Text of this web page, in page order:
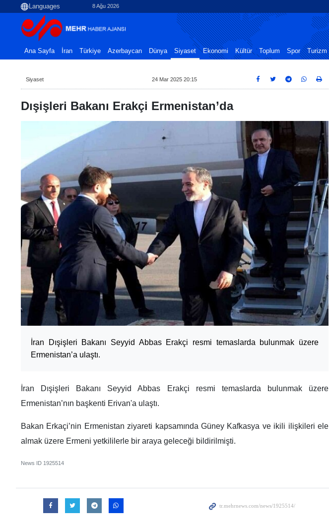
8 Ağu 2026
Ana Sayfa İran Türkiye Azerbaycan Dünya Siyaset Ekonomi Kültür Toplum Spor Turizm
Siyaset 24 Mar 2025 20:15
Dışişleri Bakanı Erakçi Ermenistan’da
İran Dışişleri Bakanı Seyyid Abbas Erakçi resmi temaslarda bulunmak üzere
Ermenistan’a ulaştı.
İran Dışişleri Bakanı Seyyid Abbas Erakçi resmi temaslarda bulunmak üzere
Ermenistan’nın başkenti Erivan'a ulaştı.
Bakan Erkaçi’nin Ermenistan ziyareti kapsamında Güney Kafkasya ve ikili ilişkileri ele
almak üzere Ermeni yetkililerle bir araya geleceği bildirilmişti.
News ID 1925514